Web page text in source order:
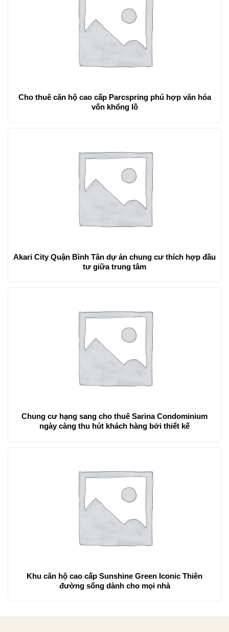
Cho thuê căn hộ cao cấp Parcspring phú hợp văn hóa
vốn khổng lồ
Akari City Quận Bình Tân dự án chung cư thích hợp đầu
tư giữa trung tâm
Chung cư hạng sang cho thuê Sarina Condominium
ngày càng thu hút khách hàng bởi thiết kế
Khu căn hộ cao cấp Sunshine Green Iconic Thiên
đường sống dành cho mọi nhà